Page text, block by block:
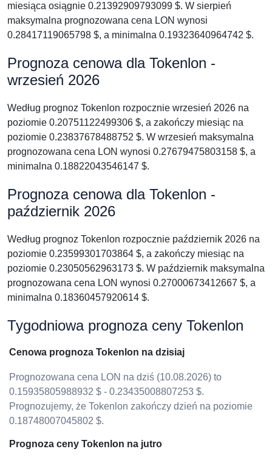
miesiąca osiągnie 0.21392909793099 $. W sierpień
maksymalna prognozowana cena LON wynosi
0.28417119065798 $, a minimalna 0.19323640964742 $.
Prognoza cenowa dla Tokenlon -
wrzesień 2026
Według prognoz Tokenlon rozpocznie wrzesień 2026 na
poziomie 0.20751122499306 $, a zakończy miesiąc na
poziomie 0.23837678488752 $. W wrzesień maksymalna
prognozowana cena LON wynosi 0.27679475803158 $, a
minimalna 0.18822043546147 $.
Prognoza cenowa dla Tokenlon -
październik 2026
Według prognoz Tokenlon rozpocznie październik 2026 na
poziomie 0.23599301703864 $, a zakończy miesiąc na
poziomie 0.23050562963173 $. W październik maksymalna
prognozowana cena LON wynosi 0.27000673412667 $, a
minimalna 0.18360457920614 $.
Tygodniowa prognoza ceny Tokenlon
Cenowa prognoza Tokenlon na dzisiaj
Prognozowana cena LON na dziś (10.08.2026) to
0.15935805988932 $ - 0.23435008807253 $.
Prognozujemy, że Tokenlon zakończy dzień na poziomie
0.18748007045802 $.
Prognoza ceny Tokenlon na jutro